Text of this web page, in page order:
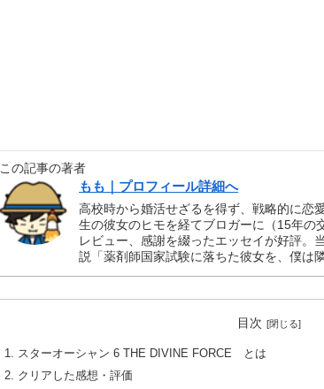
この記事の著者
もも｜プロフィール詳細へ
高校時から婚活せざるを得ず、戦略的に
生の彼女のヒモを経てブロガーに（15年の
レビュー、感謝を綴ったエッセイが好評。
説「薬剤師国家試験に落ちた彼女を、僕は
目次
スターオーシャン 6 THE DIVINE FORCE とは
クリアした感想・評価